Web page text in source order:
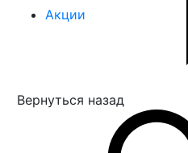
Акции
Вернуться назад